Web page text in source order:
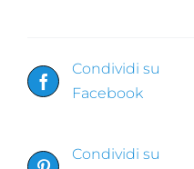
Condividi su
Facebook
Condividi su